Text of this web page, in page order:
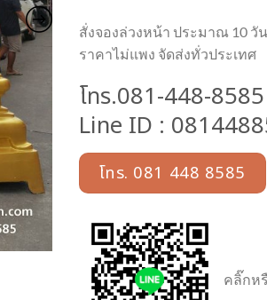
สั่งจองล่วงหน้า ประมาณ 10 วัน
ราคาไม่แพง จัดส่งทั่วประเทศ
โทร.081-448-8585
Line ID :
โทร. 081 448 8585
คลิ๊กห